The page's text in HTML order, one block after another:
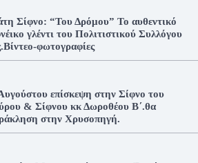
Σίφνο: “Του Δρόμου” Το αυθεντικό
γλέντι του Πολιτιστικού Συλλόγου
φωτογραφίες
επίσκεψη στην Σίφνο του
& Σίφνου κκ Δωροθέου Β΄.θα
στην Χρυσοπηγή.